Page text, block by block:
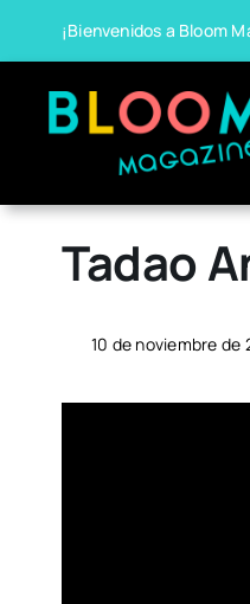
content
¡Bienvenidos a Bloom
Tadao
10 de noviembre de